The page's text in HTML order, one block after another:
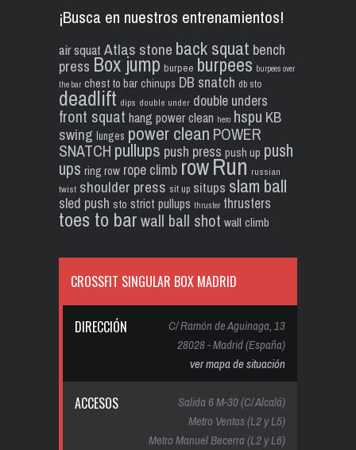
¡Busca en nuestros entrenamientos!
air squat Atlas stone back squat bench
press Box jump burpee burpees burpees over
the bar chest to bar chinups DB snatch db sto
deadlift dips double under double unders
front squat hang power clean hero hspu KB
swing lunges power clean POWER
SNATCH pullups push press push up push
ups ring row rope climb rowRun russian
twist shoulder press sit up situps slam ball
sled push sto strict pullups thruster thrusters
toes to barwall ball shot wall climb
CROSSFIT SINGULAR BOX MADRID
DIRECCIÓN
C/ Ramón de Aguinaga, 13
28028 - Madrid (España)
ver mapa de situación
ACCESOS
Salida 6 M-30 (C/ Alcalá)
Metro Ventas (L2 y L5)
Metro Manuel Becerra (L2 y L6)